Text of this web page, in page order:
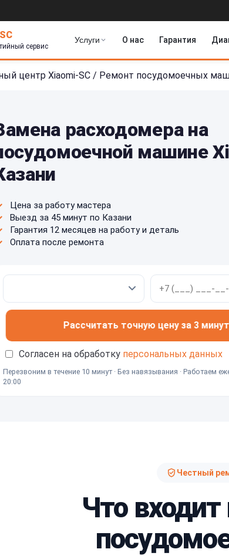
сервис
Услуги О нас Гарантия
центр Xiaomi-SC / Ремонт посудомоечных
расходомера на
машине
Цена за работу мастера
Выезд за 45 минут по Казани
Гарантия 12 месяцев на работу и деталь
Оплата после ремонта
Рассчитать точную цену за 3
Согласен на обработку персональных данных
Перезвоним в течение 10 минут · Без навязывания · Работаем
20:00
Честный
Что